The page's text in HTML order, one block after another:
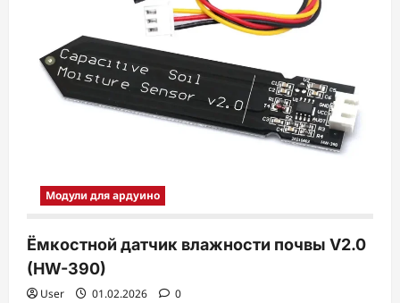
Модули для ардуино
Ёмкостной датчик влажности почвы V2.0
(HW-390)
User 01.02.2026 0